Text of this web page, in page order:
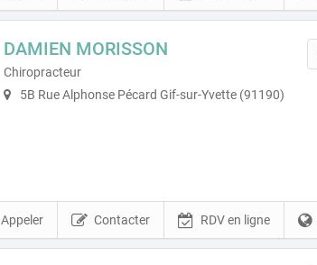
DAMIEN MORISSON
Chiropracteur
5B Rue Alphonse Pécard Gif-sur-Yvette (91190)
RDV en ligne
Contacter
Appeler